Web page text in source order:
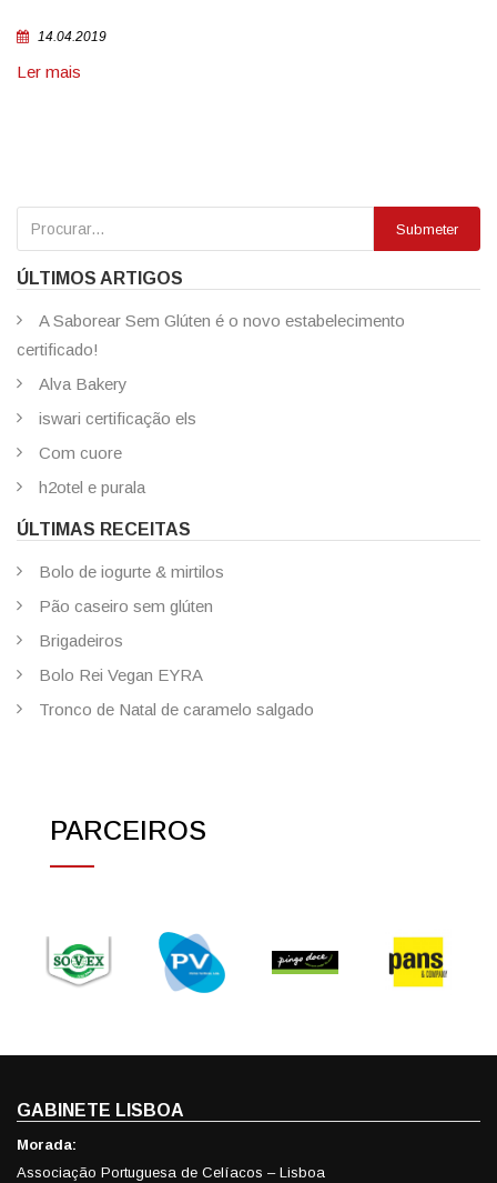
14.04.2019
Ler mais
Submeter
ÚLTIMOS ARTIGOS
A Saborear Sem Glúten é o novo estabelecimento
certificado!
Alva Bakery
iswari certificação els
Com cuore
h2otel e purala
ÚLTIMAS RECEITAS
Bolo de iogurte & mirtilos
Pão caseiro sem glúten
Brigadeiros
Bolo Rei Vegan EYRA
Tronco de Natal de caramelo salgado
PARCEIROS
GABINETE LISBOA
Morada:
Associação Portuguesa de Celíacos – Lisboa